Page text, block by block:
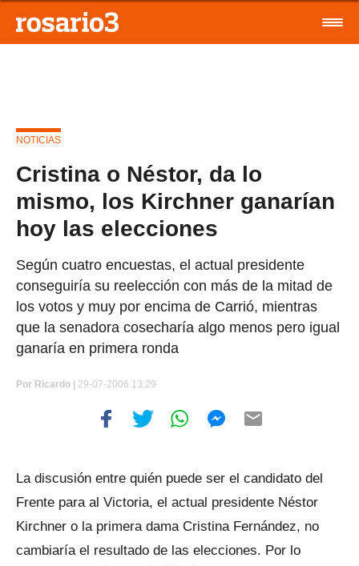
NOTICIAS
Cristina o Néstor, da lo
mismo, los Kirchner ganarían
hoy las elecciones
Según cuatro encuestas, el actual presidente
conseguiría su reelección con más de la mitad de
los votos y muy por encima de Carrió, mientras
que la senadora cosecharía algo menos pero igual
ganaría en primera ronda
Por Ricardo | 29-07-2006 13:29
La discusión entre quién puede ser el candidato del
Frente para al Victoria, el actual presidente Néstor
Kirchner o la primera dama Cristina Fernández, no
cambiaría el resultado de las elecciones. Por lo